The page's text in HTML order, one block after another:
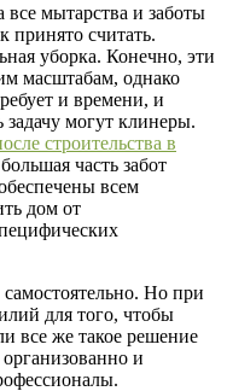
все мытарства и заботы
принято считать.
уборка. Конечно, эти
масштабам, однако
и времени, и
могут клинеры.
строительства в
часть забот
всем
дом от
Но при
для того, чтобы
все же такое решение
и